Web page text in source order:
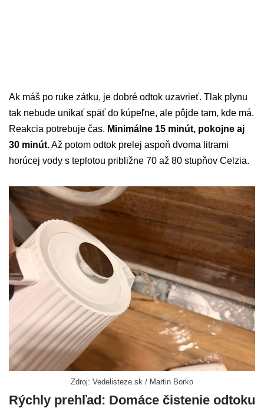
Ak máš po ruke zátku, je dobré odtok uzavrieť. Tlak plynu
tak nebude unikať späť do kúpeľne, ale pôjde tam, kde má.
Reakcia potrebuje čas. Minimálne 15 minút, pokojne aj
30 minút.Až potom odtok prelej aspoň dvoma litrami
horúcej vody s teplotou približne 70 až 80 stupňov Celzia.
Zdroj: Vedelisteze.sk / Martin Borko
Rýchly prehľad: Domáce čistenie odtoku